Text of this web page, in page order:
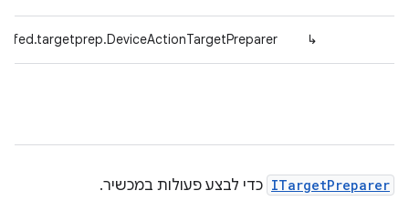
↳
ITargetPreparer כדי לבצע פעולות במכשיר.